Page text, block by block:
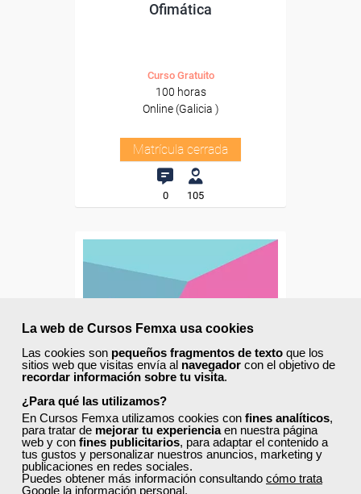
La web de Cursos Femxa usa cookies
Las cookies son pequeños fragmentos de texto que los
sitios web que visitas envía al navegador con el objetivo de
recordar información sobre tu visita.
¿Para qué las utilizamos?
En Cursos Femxa utilizamos cookies con fines analíticos,
para tratar de mejorar tu experienciaen nuestra página
web y con fines publicitarios, para adaptar el contenido a
tus gustos y personalizar nuestros anuncios, marketing y
publicaciones en redes sociales.
Puedes obtener más información consultando cómo trata
Google la información personal.
Ofimática
Curso Gratuito
100 horas
Online (Galicia )
Matrícula cerrada
0 105
Cursos Femxa
Ciberseguridad para